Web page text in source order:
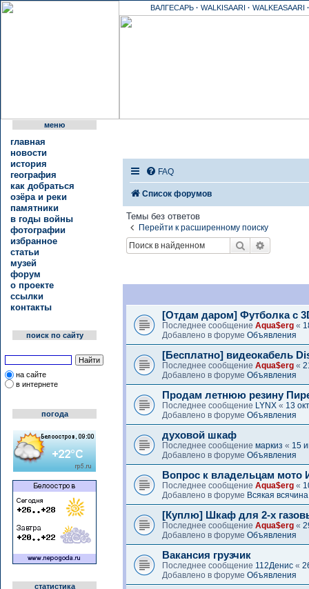
ВАЛГЕСАРЬ · WALKISAARI · WALKEASAARI ·
меню
главная
новости
история
география
как добраться
озёра и реки
памятники
в годы войны
фотографии
избранное
статьи
музей
форум
о проекте
ссылки
контакты
поиск по сайту
на сайте
в интернете
погода
статистика
FAQ
Список форумов
Темы без ответов
Перейти к расширенному поиску
Поиск
[Отдам даром] Футболка с
Последнее сообщение Aqua$erg «
Добавлено в форуме Объявления
[Бесплатно] видеокабель
Последнее сообщение Aqua$erg «
Добавлено в форуме Объявления
Продам летнюю резину
Последнее сообщение LYNX « 13
Добавлено в форуме Объявления
духовой шкаф
Последнее сообщение маркиз « 15
Добавлено в форуме Объявления
Вопрос к владельцам мото
Последнее сообщение Aqua$erg «
Добавлено в форуме Всякая всячина
[Куплю] Шкаф для 2-х
Последнее сообщение Aqua$erg «
Добавлено в форуме Объявления
Вакансия грузчик
Последнее сообщение 112Денис «
Добавлено в форуме Объявления